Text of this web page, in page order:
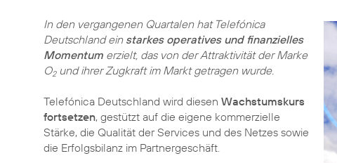
In den vergangenen Quartalen hat Telefónica
Deutschland ein starkes operatives und finanzielles
Momentum erzielt, das von der Attraktivität der Marke
O2und ihrer Zugkraft im Markt getragen wurde.
Telefónica Deutschland wird diesen Wachstumskurs
fortsetzen, gestützt auf die eigene kommerzielle
Stärke, die Qualität der Services und des Netzes sowie
die Erfolgsbilanz im Partnergeschäft.